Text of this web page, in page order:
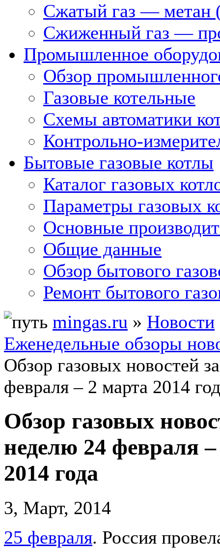
Сжатый газ — метан
Сжиженный газ —
Промышленное
Обзор
Газовые котельные
Схемы автоматики
Контрольно-
Бытовые газовые котлы
Каталог газовых
Параметры газовых
Основные
Общие данные
Обзор бытового
Ремонт бытового
mingas.ru » Новости
Еженедельные обзоры
Обзор газовых новостей
февраля – 2 марта 2014
Обзор газовых
неделю 24 февраля
2014 года
3, Март, 2014
25 февраля. Россия